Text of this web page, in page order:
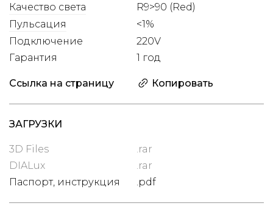
Пульсация
<1%
Подключение
220V
Качество света
R9>90 (Red)
Гарантия 1 год
Ссылка на страницу Копировать
ЗАГРУЗКИ
3D Files
.rar
DIALux
.rar
Паспорт, инструкция
.pdf